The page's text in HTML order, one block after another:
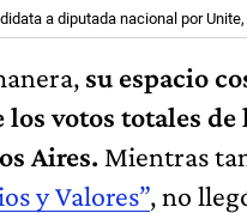
a diputada nacional por
su espacio
los votos totales
Aires. Mientras
y Valores”, no